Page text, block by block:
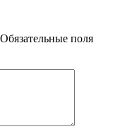
Обязательные поля